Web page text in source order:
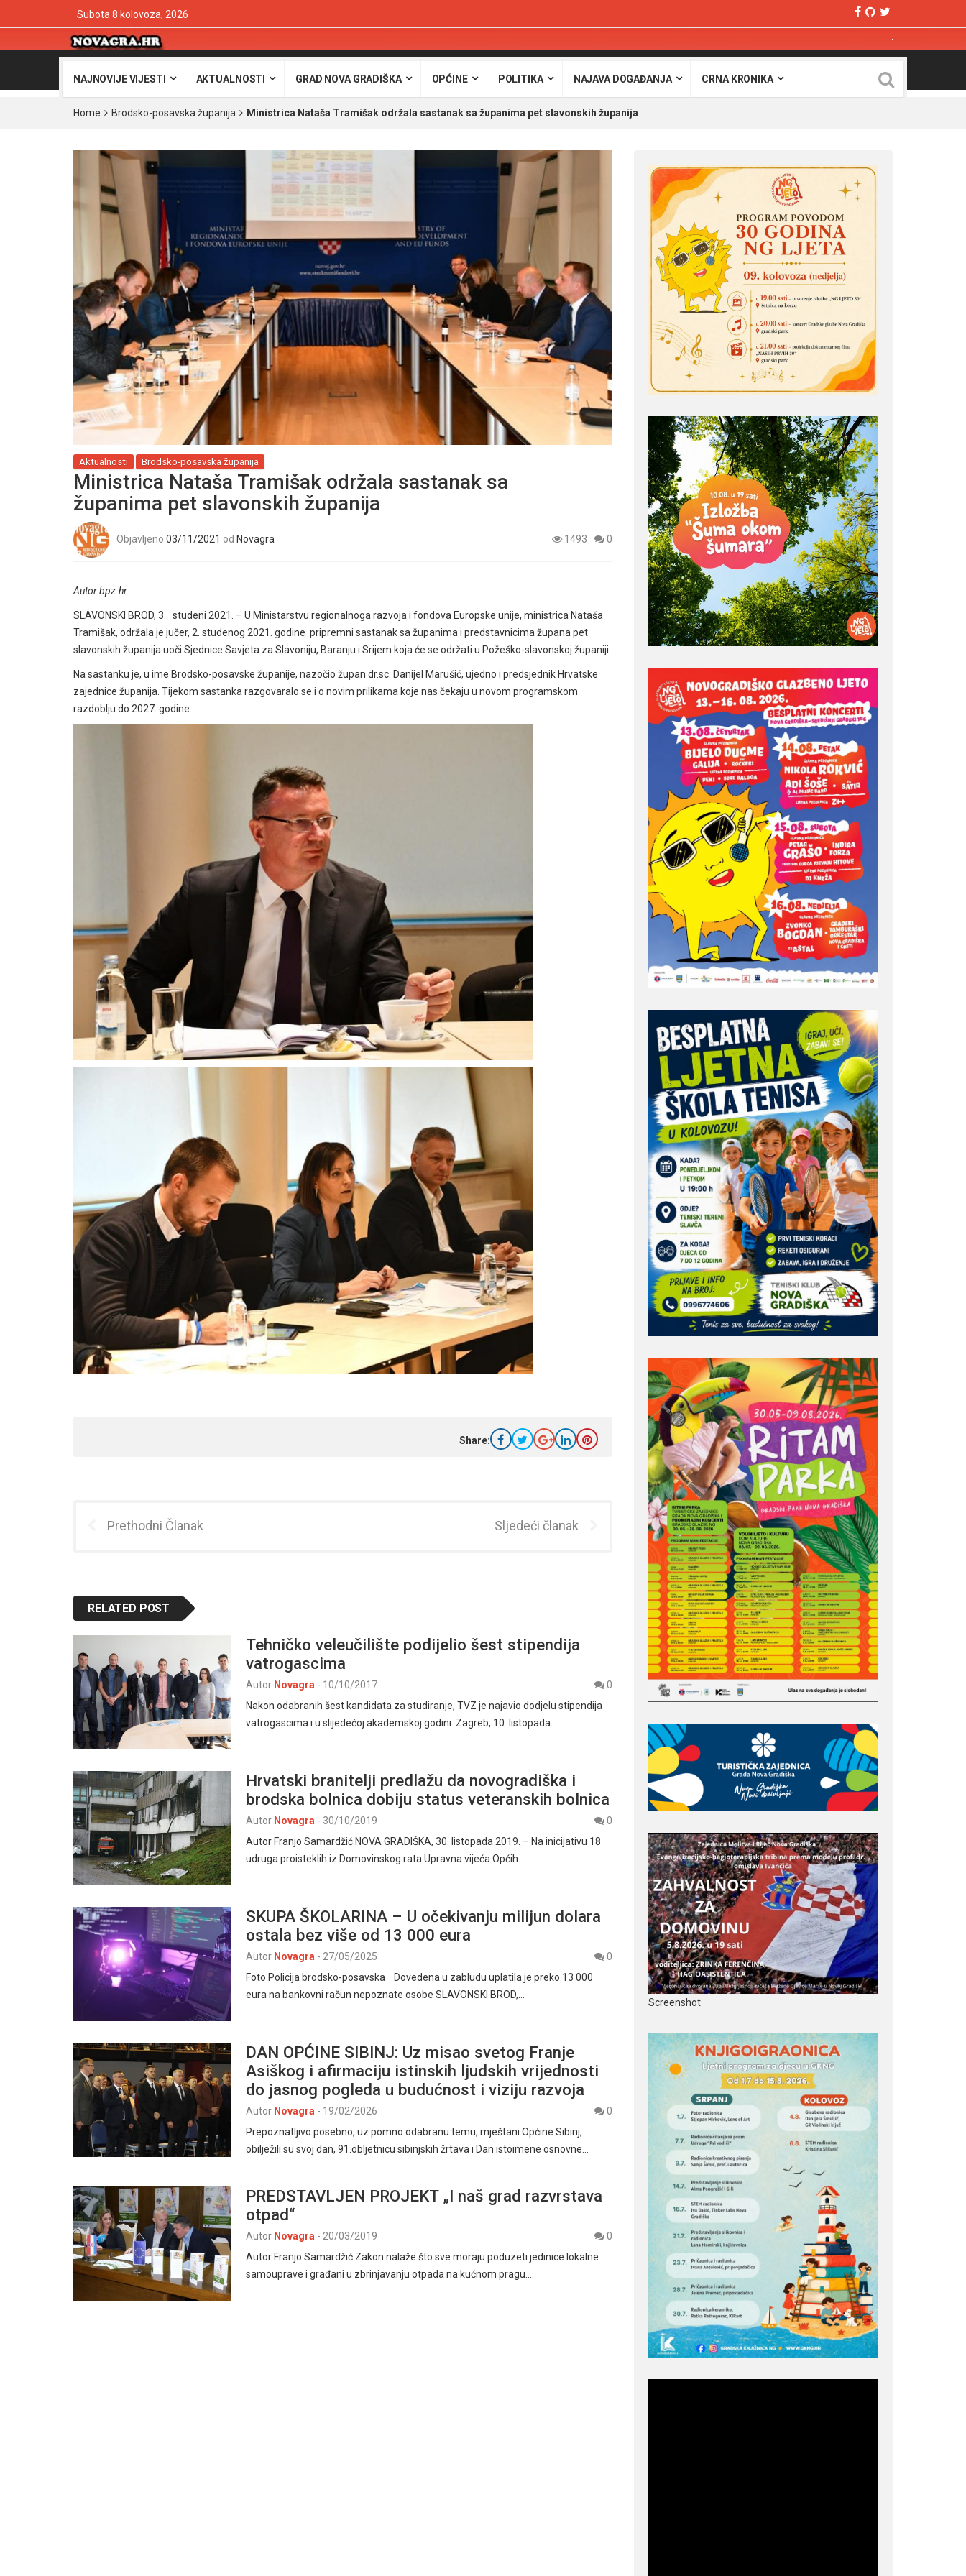
Subota 8 kolovoza, 2026
NAJNOVIJE VIJESTI AKTUALNOSTI GRAD NOVA GRADIŠKA OPĆINE POLITIKA NAJAVA DOGAĐANJA CRNA KRONIKA
Home Brodsko-posavska županija Ministrica Nataša Tramišak održala sastanak sa županima pet slavonskih županija
Aktualnosti Brodsko-posavska županija
Ministrica Nataša Tramišak održala sastanak sa
županima pet slavonskih županija
Objavljeno 03/11/2021 od Novagra 1493 0
Autor bpz.hr
SLAVONSKI BROD, 3. studeni 2021. – U Ministarstvu regionalnoga razvoja i fondova Europske unije, ministrica Nataša
Tramišak, održala je jučer, 2. studenog 2021. godine pripremni sastanak sa županima i predstavnicima župana pet
slavonskih županija uoči Sjednice Savjeta za Slavoniju, Baranju i Srijem koja će se održati u Požeško-slavonskoj županiji
Na sastanku je, u ime Brodsko-posavske županije, nazočio župan dr.sc. Danijel Marušić, ujedno i predsjednik Hrvatske
zajednice županija. Tijekom sastanka razgovaralo se i o novim prilikama koje nas čekaju u novom programskom
razdoblju do 2027. godine.
Share:
Prethodni Članak Sljedeći članak
RELATED POST
Tehničko veleučilište podijelio šest stipendija
vatrogascima
Autor Novagra - 10/10/2017
0
Nakon odabranih šest kandidata za studiranje, TVZ je najavio dodjelu stipendija
vatrogascima i u slijedećoj akademskoj godini. Zagreb, 10. listopada…
Hrvatski branitelji predlažu da novogradiška i
brodska bolnica dobiju status veteranskih bolnica
Autor Novagra - 30/10/2019
0
Autor Franjo Samardžić NOVA GRADIŠKA, 30. listopada 2019. – Na inicijativu 18
udruga proisteklih iz Domovinskog rata Upravna vijeća Općih…
SKUPA ŠKOLARINA – U očekivanju milijun dolara
ostala bez više od 13 000 eura
Autor Novagra - 27/05/2025
0
Foto Policija brodsko-posavska Dovedena u zabludu uplatila je preko 13 000
eura na bankovni račun nepoznate osobe SLAVONSKI BROD,…
DAN OPĆINE SIBINJ: Uz misao svetog Franje
Asiškog i afirmaciju istinskih ljudskih vrijednosti
do jasnog pogleda u budućnost i viziju razvoja
Autor Novagra - 19/02/2026
0
Prepoznatljivo posebno, uz pomno odabranu temu, mještani Općine Sibinj,
obilježili su svoj dan, 91.obljetnicu sibinjskih žrtava i Dan istoimene osnovne…
PREDSTAVLJEN PROJEKT „I naš grad razvrstava
otpad“
Autor Novagra - 20/03/2019
0
Autor Franjo Samardžić Zakon nalaže što sve moraju poduzeti jedinice lokalne
samouprave i građani u zbrinjavanju otpada na kućnom pragu.…
Screenshot